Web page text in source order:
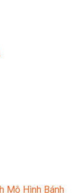
Mô Hình Bánh